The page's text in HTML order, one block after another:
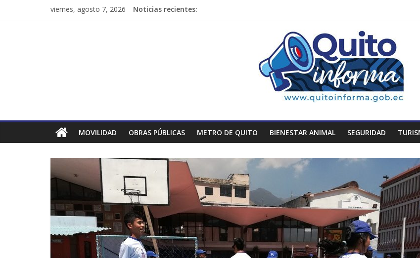
viernes, agosto 7, 2026 Noticias recientes:
MOVILIDAD OBRAS PÚBLICAS METRO DE QUITO BIENESTAR ANIMAL SEGURIDAD